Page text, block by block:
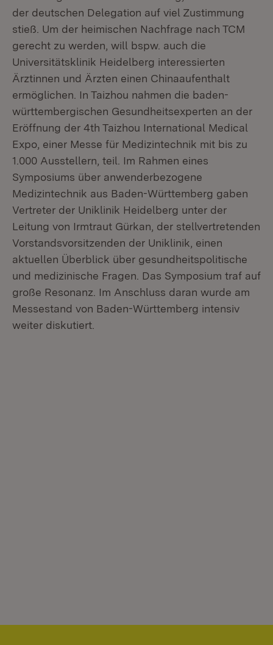
der deutschen Delegation auf viel Zustimmung
stieß. Um der heimischen Nachfrage nach TCM
gerecht zu werden, will bspw. auch die
Universitätsklinik Heidelberg interessierten
Ärztinnen und Ärzten einen Chinaaufenthalt
ermöglichen. In Taizhou nahmen die baden-
württembergischen Gesundheitsexperten an der
Eröffnung der 4th Taizhou International Medical
Expo, einer Messe für Medizintechnik mit bis zu
1.000 Ausstellern, teil. Im Rahmen eines
Symposiums über anwenderbezogene
Medizintechnik aus Baden-Württemberg gaben
Vertreter der Uniklinik Heidelberg unter der
Leitung von Irmtraut Gürkan, der stellvertretenden
Vorstandsvorsitzenden der Uniklinik, einen
aktuellen Überblick über gesundheitspolitische
und medizinische Fragen. Das Symposium traf auf
große Resonanz. Im Anschluss daran wurde am
Messestand von Baden-Württemberg intensiv
weiter diskutiert.